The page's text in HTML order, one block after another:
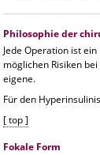
Philosophie der
Jede Operation ist
möglichen Risiken
eigene.
Für den
[ top ]
Fokale Form